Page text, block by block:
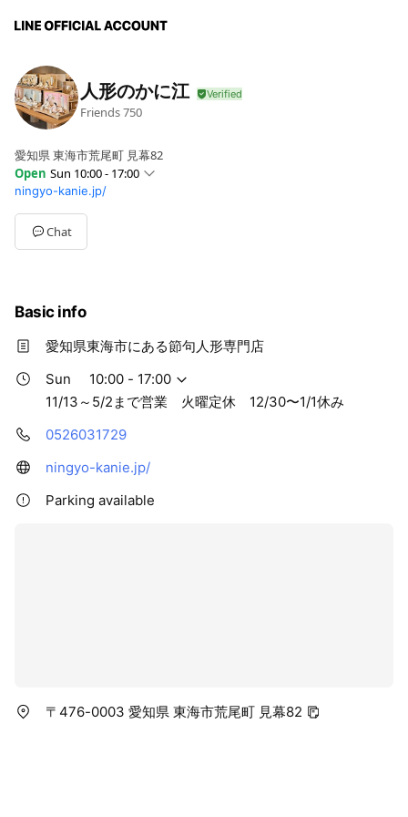
人形のかに江
Friends750
愛知県 東海市荒尾町 見幕82
Open Sun 10:00 - 17:00
Sun10:00 - 17:00
Mon11:00 - 17:00,00:00 - 00:00
TueClosed
Wed11:00 - 17:00,00:00 - 00:00
11/13～5/2まで営業 火曜定休 12/30〜1/1休み
ningyo-kanie.jp/
Chat
Basic info
愛知県東海市にある節句人形専門店
Sun
10:00 - 17:00
11/13～5/2まで営業 火曜定休 12/30〜1/1休み
0526031729
ningyo-kanie.jp/
Parking available
〒476-0003 愛知県 東海市荒尾町 見幕82